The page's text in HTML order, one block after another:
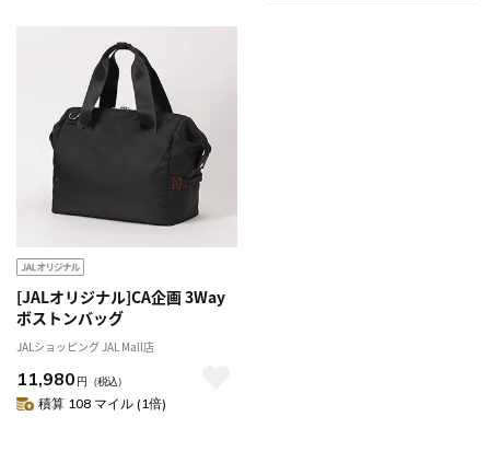
[JALオリジナル]CA企画 3Way
ボストンバッグ
JALショッピング JAL Mall店
11,980 円 （税込）
積算 108 マイル (1倍)